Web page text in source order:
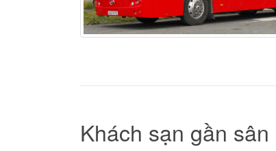
Khách sạn gần